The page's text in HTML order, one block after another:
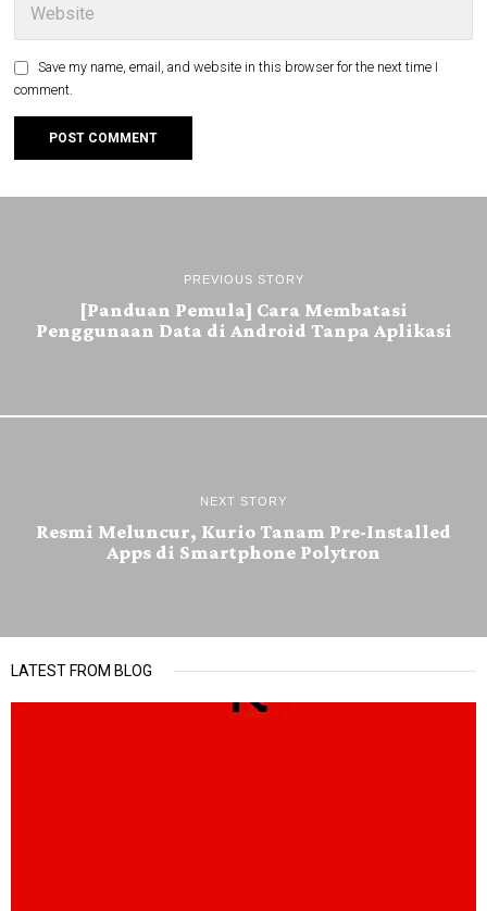
Save my name, email, and website in this browser for the next time I
comment.
PREVIOUS STORY
[Panduan Pemula] Cara Membatasi
Penggunaan Data di Android Tanpa Aplikasi
NEXT STORY
Resmi Meluncur, Kurio Tanam Pre-Installed
Apps di Smartphone Polytron
LATEST FROM BLOG